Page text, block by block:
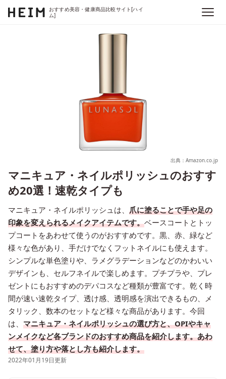
おすすめ美容・健康商品比較サイト[ハイ
ム]
出典：Amazon.co.jp
マニキュア・ネイルポリッシュのおすす
め20選！速乾タイプも
マニキュア・ネイルポリッシュは、 爪に塗ることで手や足の
印象を変えられるメイクアイテムです。ベースコートとトッ
プコートをあわせて使うのがおすすめです。黒、赤、緑など
様々な色があり、手だけでなくフットネイルにも使えます。
シンプルな単色塗りや、ラメグラデーションなどのかわいい
デザインも、セルフネイルで楽しめます。プチプラや、プレ
ゼントにもおすすめのデパコスなど種類が豊富です。乾く時
間が速い速乾タイプ、透け感、透明感を演出できるもの、メ
タリック、数本のセットなど様々な商品があります。今回
は、 マニキュア・ネイルポリッシュの選び方と、OPIやキャ
ンメイクなど各ブランドのおすすめ商品を紹介します。あわ
せて、塗り方や落とし方も紹介します。
2022年01月19日更新